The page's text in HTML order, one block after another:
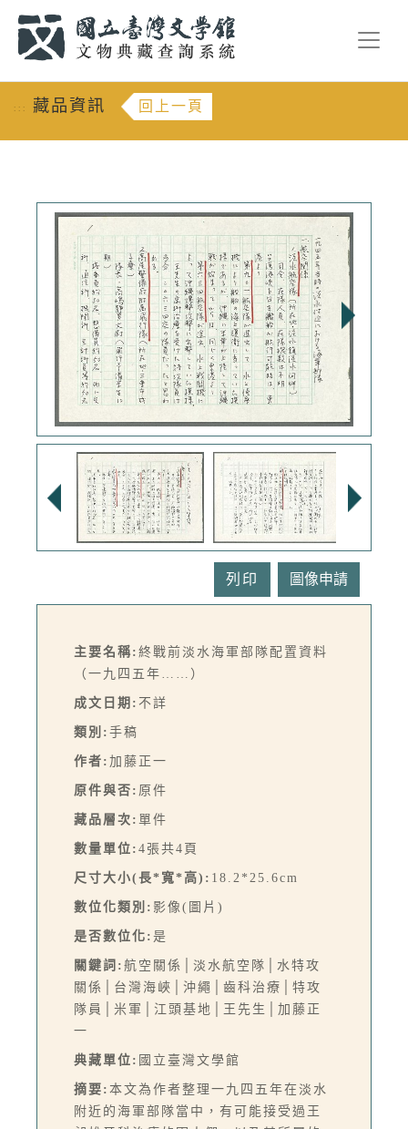
::: 藏品資訊 回上一頁
列印
主要名稱: 終戰前淡水海軍部隊配置資料
（一九四五年……）
成文日期: 不詳
類別: 手稿
作者: 加藤正一
原件與否: 原件
藏品層次: 單件
數量單位: 4張共4頁
尺寸大小(長*寬*高): 18.2*25.6cm
數位化類別: 影像(圖片)
是否數位化: 是
關鍵詞: 航空關係│淡水航空隊│水特攻
關係│台灣海峽│沖繩│齒科治療│特攻
隊員│米軍│江頭基地│王先生│加藤正
一
典藏單位: 國立臺灣文學館
摘要: 本文為作者整理一九四五年在淡水
附近的海軍部隊當中，有可能接受過王